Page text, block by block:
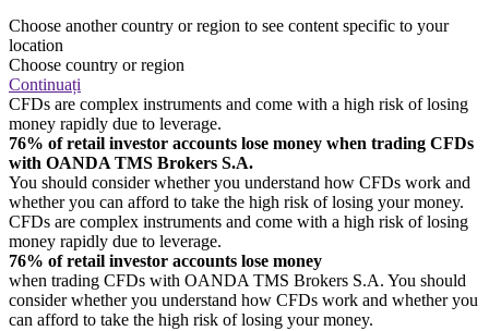
Choose another country or region to see content specific to your
location
Choose country or region
Continuați
CFDs are complex instruments and come with a high risk of losing
money rapidly due to leverage.
76% of retail investor accounts lose money when trading CFDs
with OANDA TMS Brokers S.A.
You should consider whether you understand how CFDs work and
whether you can afford to take the high risk of losing your money.
CFDs are complex instruments and come with a high risk of losing
money rapidly due to leverage.
76% of retail investor accounts lose money
when trading CFDs with OANDA TMS Brokers S.A. You should
consider whether you understand how CFDs work and whether you
can afford to take the high risk of losing your money.